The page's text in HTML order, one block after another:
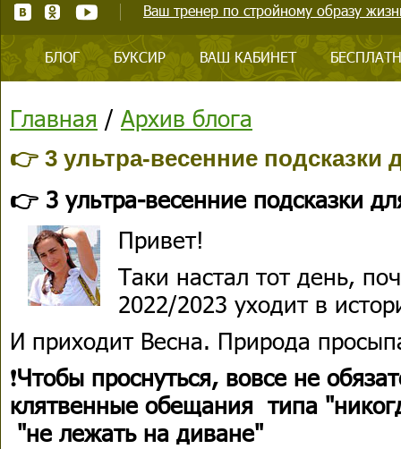
Ваш тренер по стройному образу
БЛОГ БУКСИР ВАШ КАБИНЕТ
Главная / Архив блога
👉 3 ультра-весенние подсказки
👉 3 ультра-весенние подсказки
Привет!
Таки настал тот день,
2022/2023 уходит в
И приходит Весна. Природа
❗​​​​Чтобы проснуться, вовсе не
клятвенные обещания типа
"не лежать на диване"